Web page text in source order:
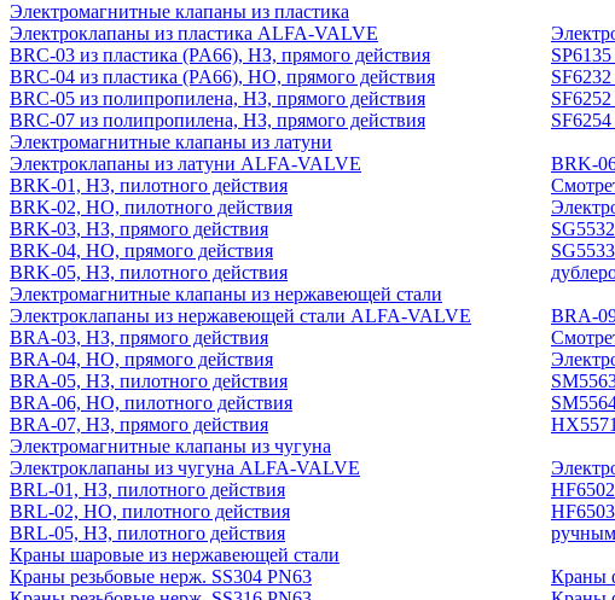
Электромагнитные клапаны из пластика
Электроклапаны из пластика ALFA-VALVE
BRC-03 из пластика (PA66), НЗ, прямого действия
BRC-04 из пластика (PA66), НО, прямого действия
BRC-05 из полипропилена, НЗ, прямого действия
BRC-07 из полипропилена, НЗ, прямого действия
Электромагнитные клапаны из латуни
Электроклапаны из латуни ALFA-VALVE
BRK-01, НЗ, пилотного действия
BRK-02, НО, пилотного действия
BRK-03, НЗ, прямого действия
BRK-04, НО, прямого действия
BRK-05, НЗ, пилотного действия
BRK-
Электромагнитные клапаны из нержавеющей стали
Электроклапаны из нержавеющей стали ALFA-VALVE
BRA-03, НЗ, прямого действия
BRA-04, НО, прямого действия
BRA-05, НЗ, пилотного действия
BRA-06, НО, пилотного действия
BRA-07, НЗ, прямого действия
BRA-
Электромагнитные клапаны из чугуна
Электроклапаны из чугуна ALFA-VALVE
BRL-01, НЗ, пилотного действия
BRL-02, НО, пилотного действия
BRL-05, НЗ, пилотного действия
Краны шаровые из нержавеющей стали
Краны резьбовые нерж. SS304 PN63
Краны